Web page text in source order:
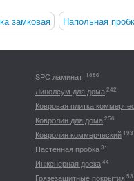
замковая Напольная
SPC ламинат 1886
Линолеум для дома242
Ковровая плитка
Ковролин для дома256
Ковролин коммерческий 193
Настенная пробка31
Инженерная доска44
Грязезащитные покрытия 53